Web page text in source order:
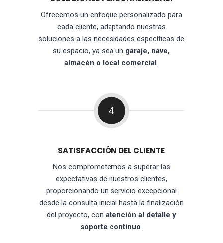
Ofrecemos un enfoque personalizado para
cada cliente, adaptando nuestras
soluciones a las necesidades específicas de
su espacio, ya sea un garaje, nave,
almacén o local comercial.
4
SATISFACCIÓN DEL CLIENTE
Nos comprometemos a superar las
expectativas de nuestros clientes,
proporcionando un servicio excepcional
desde la consulta inicial hasta la finalización
del proyecto, con atención al detalle y
soporte continuo.